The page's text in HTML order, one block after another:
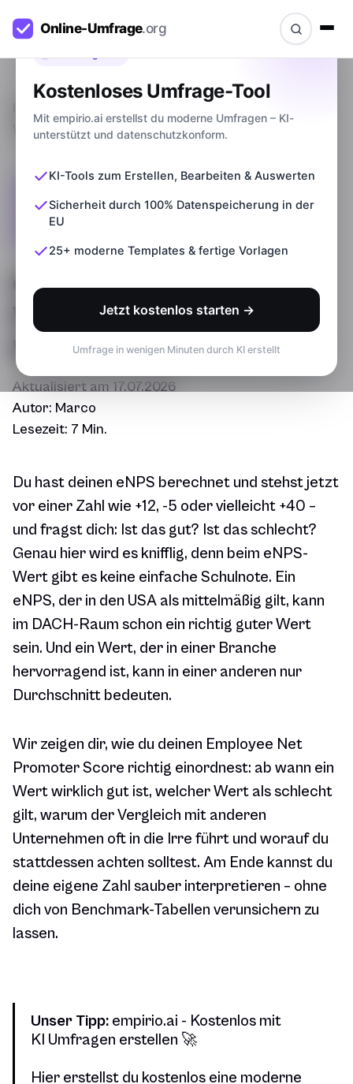
Kostenloses Umfrage-Tool
Mit empirio.ai erstellst du moderne Umfragen – KI-
unterstützt und datenschutzkonform.
KI-Tools zum Erstellen, Bearbeiten & Auswerten
Sicherheit durch 100% Datenspeicherung in der
EU
25+ moderne Templates & fertige Vorlagen
Jetzt kostenlos starten →
Umfrage in wenigen Minuten durch KI erstellt
Welcher Wert ist schlecht?
eNPS-Wert: Welcher
Wert ist gut? Welcher
Wert ist schlecht?
Aktualisiert am 17.07.2026
Autor: Marco
Lesezeit: 7 Min.
Du hast deinen eNPS berechnet und stehst jetzt
vor einer Zahl wie +12, -5 oder vielleicht +40 –
und fragst dich: Ist das gut? Ist das schlecht?
Genau hier wird es knifflig, denn beim eNPS-
Wert gibt es keine einfache Schulnote. Ein
eNPS, der in den USA als mittelmäßig gilt, kann
im DACH-Raum schon ein richtig guter Wert
sein. Und ein Wert, der in einer Branche
hervorragend ist, kann in einer anderen nur
Durchschnitt bedeuten.
Wir zeigen dir, wie du deinen Employee Net
Promoter Score richtig einordnest: ab wann ein
Wert wirklich gut ist, welcher Wert als schlecht
gilt, warum der Vergleich mit anderen
Unternehmen oft in die Irre führt und worauf du
stattdessen achten solltest. Am Ende kannst du
deine eigene Zahl sauber interpretieren – ohne
dich von Benchmark-Tabellen verunsichern zu
lassen.
Unser Tipp: empirio.ai - Kostenlos mit
KI Umfragen erstellen 🚀
Hier erstellst du kostenlos eine moderne